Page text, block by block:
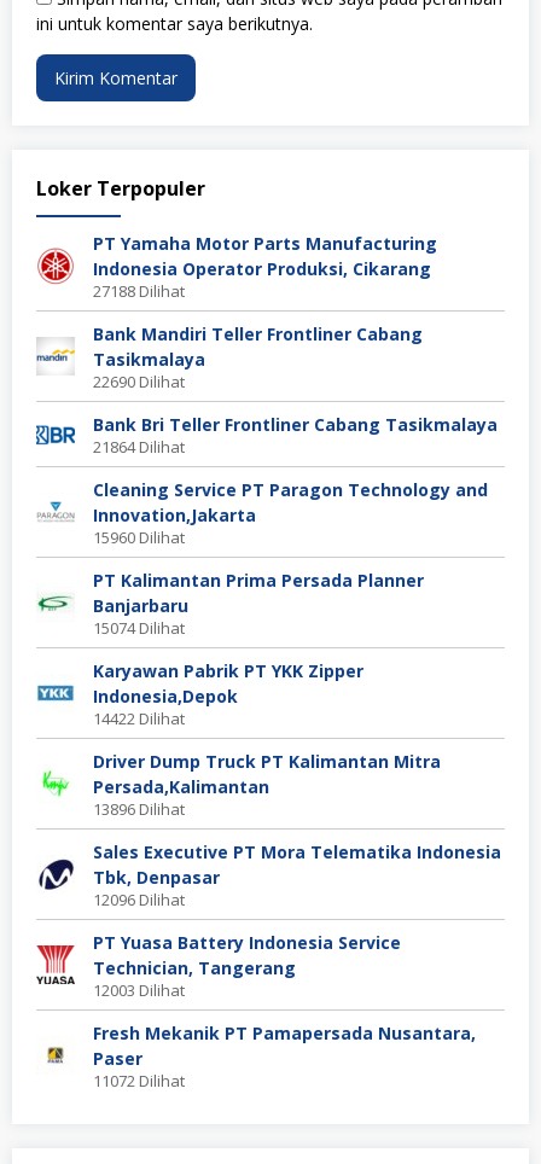
ini untuk komentar saya berikutnya.
Loker Terpopuler
PT Yamaha Motor Parts Manufacturing
Indonesia Operator Produksi, Cikarang
27188 Dilihat
Bank Mandiri Teller Frontliner Cabang
Tasikmalaya
22690 Dilihat
Bank Bri Teller Frontliner Cabang Tasikmalaya
21864 Dilihat
Cleaning Service PT Paragon Technology and
Innovation,Jakarta
15960 Dilihat
PT Kalimantan Prima Persada Planner
Banjarbaru
15074 Dilihat
Karyawan Pabrik PT YKK Zipper
Indonesia,Depok
14422 Dilihat
Driver Dump Truck PT Kalimantan Mitra
Persada,Kalimantan
13896 Dilihat
Sales Executive PT Mora Telematika Indonesia
Tbk, Denpasar
12096 Dilihat
PT Yuasa Battery Indonesia Service
Technician, Tangerang
12003 Dilihat
Fresh Mekanik PT Pamapersada Nusantara,
Paser
11072 Dilihat